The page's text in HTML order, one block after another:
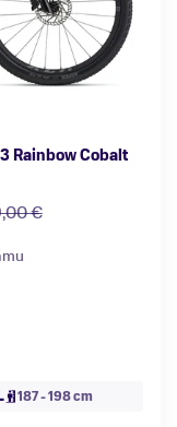
Rainbow Cobalt
€
187 - 198 cm